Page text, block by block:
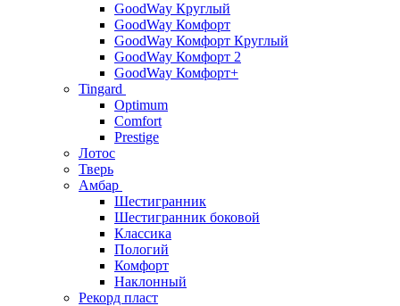
GoodWay Круглый
GoodWay Комфорт
GoodWay Комфорт Круглый
GoodWay Комфорт 2
GoodWay Комфорт+
Tingard
Optimum
Comfort
Prestige
Лотос
Тверь
Амбар
Шестигранник
Шестигранник боковой
Классика
Пологий
Комфорт
Наклонный
Рекорд пласт